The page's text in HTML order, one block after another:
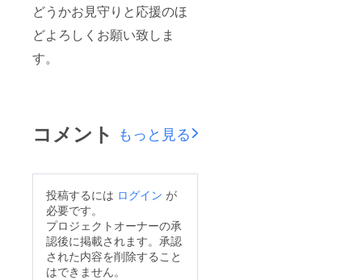
どうかお見守りと応援のほ
どよろしくお願い致しま
す。
コメント もっと見る
投稿するには ログイン が
必要です。
プロジェクトオーナーの承
認後に掲載されます。承認
された内容を削除すること
はできません。